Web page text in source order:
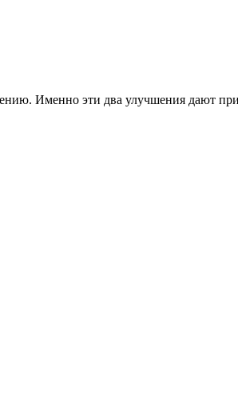
Именно эти два улучшения дают